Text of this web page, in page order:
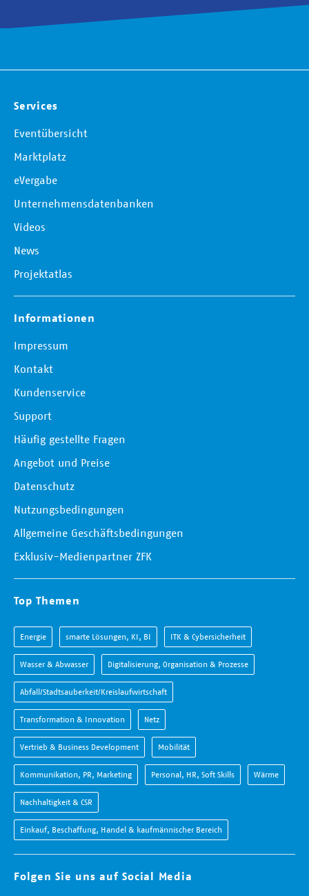
Services
Eventübersicht
Marktplatz
eVergabe
Unternehmensdatenbanken
Videos
News
Projektatlas
Informationen
Impressum
Kontakt
Kundenservice
Support
Häufig gestellte Fragen
Angebot und Preise
Datenschutz
Nutzungsbedingungen
Allgemeine Geschäftsbedingungen
Exklusiv-Medienpartner ZFK
Top Themen
Energie smarte Lösungen, KI, BI ITK & Cybersicherheit
Wasser & Abwasser Digitalisierung, Organisation & Prozesse
Abfall/Stadtsauberkeit/Kreislaufwirtschaft
Transformation & Innovation Netz
Vertrieb & Business Development Mobilität
Kommunikation, PR, Marketing Personal, HR, Soft Skills Wärme
Nachhaltigkeit & CSR
Einkauf, Beschaffung, Handel & kaufmännischer Bereich
Folgen Sie uns auf Social Media